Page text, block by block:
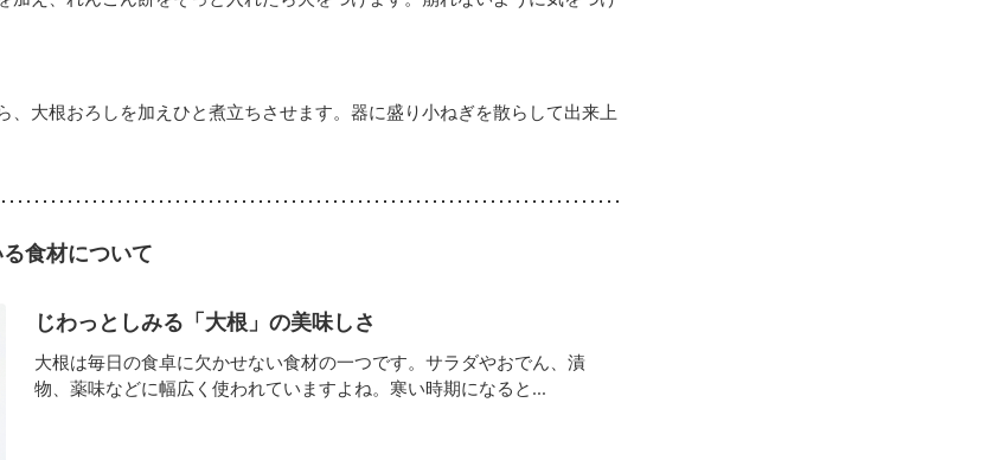
、大根おろしを加えひと煮立ちさせます。器に盛り小ねぎを散らして出来上
食材について
じわっとしみる「大根」の美味しさ
大根は毎日の食卓に欠かせない食材の一つです。サラダやおでん、漬
物、薬味などに幅広く使われていますよね。寒い時期になると...